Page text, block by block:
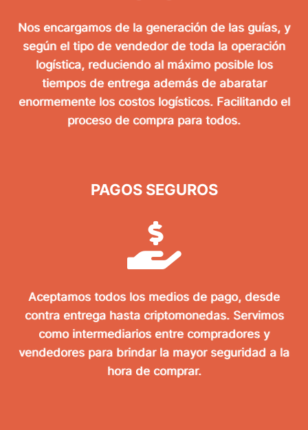
Nos encargamos de la generación de las guías, y
según el tipo de vendedor de toda la operación
logística, reduciendo al máximo posible los
tiempos de entrega además de abaratar
enormemente los costos logísticos. Facilitando el
proceso de compra para todos.
PAGOS SEGUROS
Aceptamos todos los medios de pago, desde
contra entrega hasta criptomonedas. Servimos
como intermediarios entre compradores y
vendedores para brindar la mayor seguridad a la
hora de comprar.